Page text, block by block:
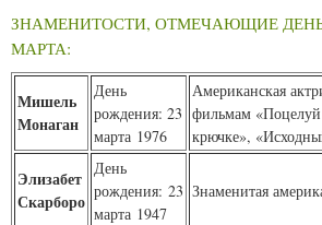
ЗНАМЕНИТОСТИ, ОТМЕЧАЮЩИЕ
МАРТА:
Мишель
Монаган
День
рождения: 23
марта 1976
Американская
фильмам
крючке»,
Элизабет
Скарборо
День
рождения: 23
марта 1947
Знаменитая